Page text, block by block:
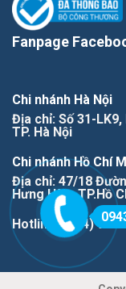
Fanpage
Chi nhánh Hà Nội
Địa chỉ: Số 31-
TP. Hà Nội
Chi nhánh Hồ Chí
Địa chỉ: 47/18
Hưng Hòa, TP.Hồ
Hotline: (+84)